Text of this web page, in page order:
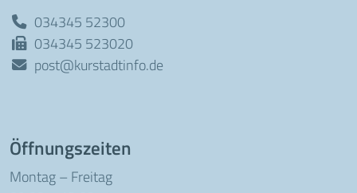
034345 52300
034345 523020
post@kurstadtinfo.de
Öffnungszeiten
Montag – Freitag